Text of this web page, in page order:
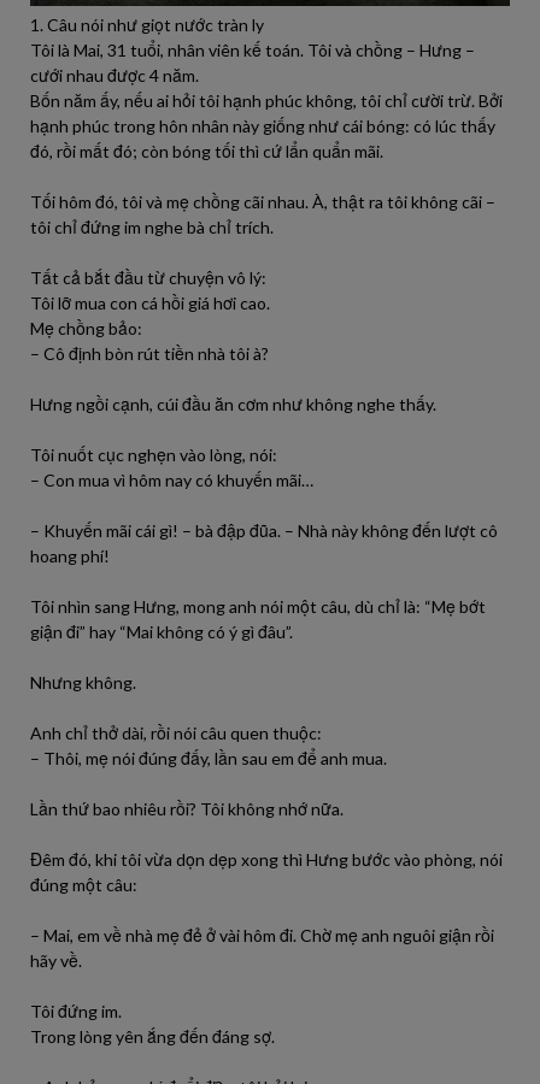
1. Câu nói như giọt nước tràn ly
Tôi là Mai, 31 tuổi, nhân viên kế toán. Tôi và chồng – Hưng –
cưới nhau được 4 năm.
Bốn năm ấy, nếu ai hỏi tôi hạnh phúc không, tôi chỉ cười trừ. Bởi
hạnh phúc trong hôn nhân này giống như cái bóng: có lúc thấy
đó, rồi mất đó; còn bóng tối thì cứ lẩn quẩn mãi.
Tối hôm đó, tôi và mẹ chồng cãi nhau. À, thật ra tôi không cãi –
tôi chỉ đứng im nghe bà chỉ trích.
Tất cả bắt đầu từ chuyện vô lý:
Tôi lỡ mua con cá hồi giá hơi cao.
Mẹ chồng bảo:
– Cô định bòn rút tiền nhà tôi à?
Hưng ngồi cạnh, cúi đầu ăn cơm như không nghe thấy.
Tôi nuốt cục nghẹn vào lòng, nói:
– Con mua vì hôm nay có khuyến mãi…
– Khuyến mãi cái gì! – bà đập đũa. – Nhà này không đến lượt cô
hoang phí!
Tôi nhìn sang Hưng, mong anh nói một câu, dù chỉ là: “Mẹ bớt
giận đi” hay “Mai không có ý gì đâu”.
Nhưng không.
Anh chỉ thở dài, rồi nói câu quen thuộc:
– Thôi, mẹ nói đúng đấy, lần sau em để anh mua.
Lần thứ bao nhiêu rồi? Tôi không nhớ nữa.
Đêm đó, khi tôi vừa dọn dẹp xong thì Hưng bước vào phòng, nói
đúng một câu:
– Mai, em về nhà mẹ đẻ ở vài hôm đi. Chờ mẹ anh nguôi giận rồi
hãy về.
Tôi đứng im.
Trong lòng yên ắng đến đáng sợ.